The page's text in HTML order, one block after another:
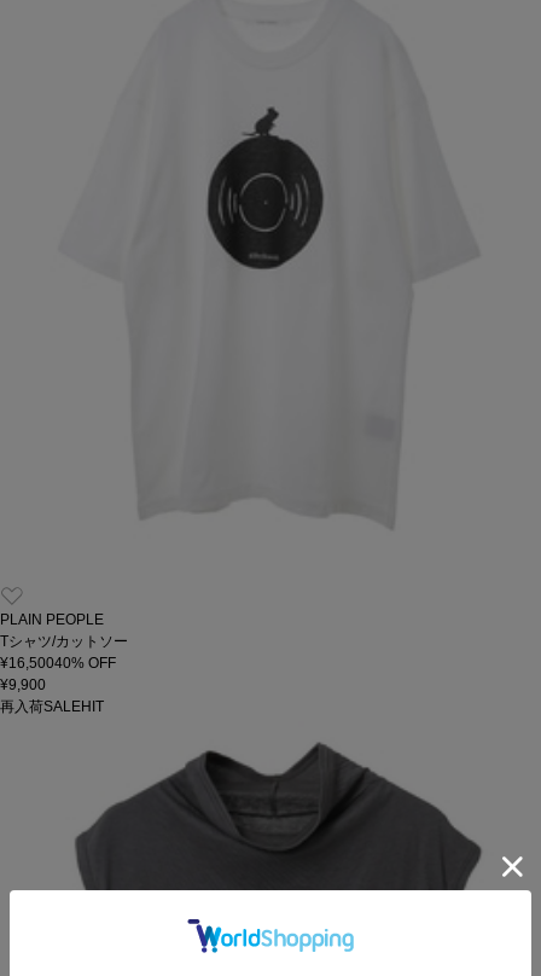
PLAIN PEOPLE
Tシャツ/カットソー
¥16,50040% OFF
¥9,900
再入荷SALEHIT